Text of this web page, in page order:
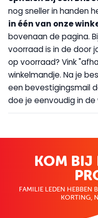
nog sneller in handen
in één van onze
bovenaan de pagina.
voorraad is in de door
op voorraad? Vink
winkelmandje. Na je
een bevestigingsmail
doe je eenvoudig in de
KOM BIJ
FAMILIE LEDEN HEBBEN
KORTING,